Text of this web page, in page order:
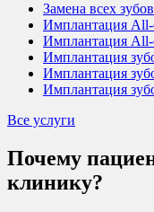
Замена всех
Имплантация
Имплантация
Имплантация
Имплантация
Имплантация
Все услуги
Почему
клинику?